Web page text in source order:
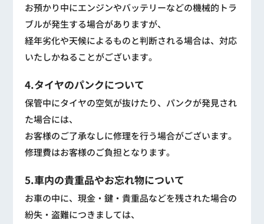
お預かり中にエンジンやバッテリーなどの機械的トラ
ブルが発生する場合がありますが、
経年劣化や天候によるものと判断される場合は、対応
いたしかねることがございます。
4.タイヤのパンクについて
保管中にタイヤの空気が抜けたり、パンクが発見され
た場合には、
お客様のご了承なしに修理を行う場合がございます。
修理費はお客様のご負担となります。
5.車内の貴重品やお忘れ物について
お車の中に、現金・鍵・貴重品などを残された場合の
紛失・盗難につきましては、